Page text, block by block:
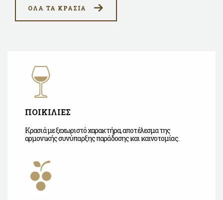
ΟΛΑ ΤΑ ΚΡΑΣΙΑ
ΠΟΙΚΙΛΙΕΣ
Κρασιά με ξεχωριστό χαρακτήρα, αποτέλεσμα της
αρμονικής συνύπαρξης παράδοσης και καινοτομίας.